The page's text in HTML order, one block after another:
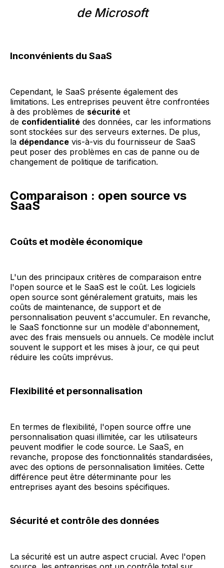
de Microsoft
Inconvénients du SaaS
Cependant, le SaaS présente également des
limitations. Les entreprises peuvent être confrontées
à des problèmes de sécurité et
de confidentialité des données, car les informations
sont stockées sur des serveurs externes. De plus,
la dépendance vis-à-vis du fournisseur de SaaS
peut poser des problèmes en cas de panne ou de
changement de politique de tarification.
Comparaison : open source vs
SaaS
Coûts et modèle économique
L'un des principaux critères de comparaison entre
l'open source et le SaaS est le coût. Les logiciels
open source sont généralement gratuits, mais les
coûts de maintenance, de support et de
personnalisation peuvent s'accumuler. En revanche,
le SaaS fonctionne sur un modèle d'abonnement,
avec des frais mensuels ou annuels. Ce modèle inclut
souvent le support et les mises à jour, ce qui peut
réduire les coûts imprévus.
Flexibilité et personnalisation
En termes de flexibilité, l'open source offre une
personnalisation quasi illimitée, car les utilisateurs
peuvent modifier le code source. Le SaaS, en
revanche, propose des fonctionnalités standardisées,
avec des options de personnalisation limitées. Cette
différence peut être déterminante pour les
entreprises ayant des besoins spécifiques.
Sécurité et contrôle des données
La sécurité est un autre aspect crucial. Avec l'open